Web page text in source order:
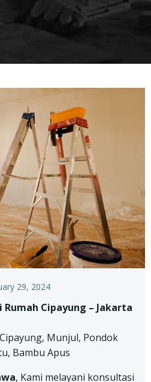
29, 2024
Rumah Cipayung – Jakarta
Munjul, Pondok
Bambu Apus
, Kami melayani konsultasi